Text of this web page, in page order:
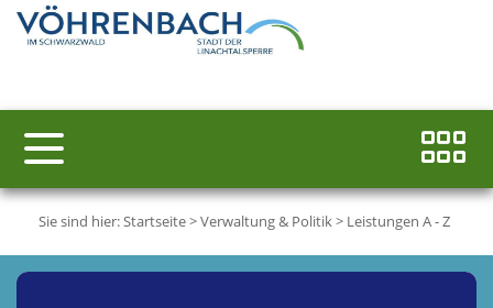
Sie sind hier:Startseite>Verwaltung & Politik> Leistungen A - Z